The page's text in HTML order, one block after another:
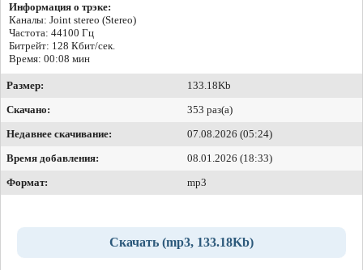
Информация о трэке:
Каналы: Joint stereo (Stereo)
Частота: 44100 Гц
Битрейт: 128 Кбит/сек.
Время: 00:08 мин
Размер:
133.18Kb
Скачано:
353 раз(а)
Недавнее скачивание:
07.08.2026 (05:24)
Время добавления:
08.01.2026 (18:33)
Формат:
mp3
Скачать (mp3, 133.18Kb)